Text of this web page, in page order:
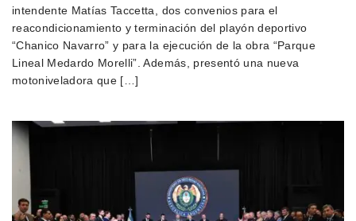
intendente Matías Taccetta, dos convenios para el
reacondicionamiento y terminación del playón deportivo
“Chanico Navarro” y para la ejecución de la obra “Parque
Lineal Medardo Morelli”. Además, presentó una nueva
motoniveladora que […]